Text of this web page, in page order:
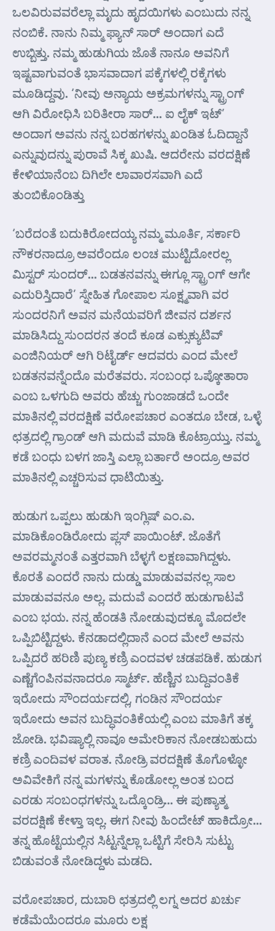
ಒಲವಿರುವವರೆಲ್ಲಾ ಮೃದು ಹೃದಯಿಗಳು ಎಂಬುದು ನನ್ನ
ನಂಬಿಕೆ. ನಾನು ನಿಮ್ಮ ಫ್ಯಾನ್ ಸಾರ್ ಅಂದಾಗ ಎದೆ
ಉಬ್ಬಿತ್ತು. ನಮ್ಮ ಹುಡುಗಿಯ ಜೊತೆ ನಾನೂ ಅವನಿಗೆ
ಇಷ್ಟವಾಗುವಂತೆ ಭಾಸವಾದಾಗ ಪಕ್ಕೆಗಳಲ್ಲಿ ರಕ್ಕೆಗಳು
ಮೂಡಿದ್ದವು. ‘ನೀವು ಅನ್ಯಾಯ ಅಕ್ರಮಗಳನ್ನು ಸ್ಟ್ರಾಂಗ್
ಆಗಿ ವಿರೋಧಿಸಿ ಬರಿತೀರಾ ಸಾರ್… ಐ ಲೈಕ್ ಇಟ್’
ಅಂದಾಗ ಅವನು ನನ್ನ ಬರಹಗಳನ್ನು ಖಂಡಿತ ಓದಿದ್ದಾನೆ
ಎನ್ನುವುದನ್ನು ಪುರಾವೆ ಸಿಕ್ಕ ಖುಷಿ. ಆದರೇನು ವರದಕ್ಷಿಣೆ
ಕೇಳಿಯಾನೆಂಬ ದಿಗಿಲೇ ಲಾವಾರಸವಾಗಿ ಎದೆ
ತುಂಬಿಕೊಂಡಿತ್ತು
‘ಬರೆದಂತೆ ಬದುಕಿರೋದಯ್ಯ ನಮ್ಮ ಮೂರ್ತಿ, ಸರ್ಕಾರಿ
ನೌಕರನಾದ್ರೂ ಅವರೆಂದೂ ಲಂಚ ಮುಟ್ಟಿದೋರಲ್ಲ
ಮಿಸ್ಟರ್ ಸುಂದರ್… ಬಡತನವನ್ನು ಈಗ್ಲೂ ಸ್ಟ್ರಾಂಗ್ ಆಗೇ
ಎದುರಿಸ್ತಿದಾರೆ’ ಸ್ನೇಹಿತ ಗೋಪಾಲ ಸೂಕ್ಷ್ಮವಾಗಿ ವರ
ಸುಂದರನಿಗೆ ಅವನ ಮನೆಯವರಿಗೆ ಜೀವನ ದರ್ಶನ
ಮಾಡಿಸಿದ್ದು ಸುಂದರನ ತಂದೆ ಕೂಡ ಎಕ್ಸುಕ್ಯುಟಿವ್
ಎಂಜಿನಿಯರ್ ಆಗಿ ರಿಟೈರ್ಡ್ ಆದವರು ಎಂದ ಮೇಲೆ
ಬಡತನವನ್ನೆಂದೊ ಮರೆತವರು. ಸಂಬಂಧ ಒಪ್ಕೋತಾರಾ
ಎಂಬ ಒಳಗುದಿ ಅವರು ಹೆಚ್ಚು ಗುಂಜಾಡದೆ ಒಂದೇ
ಮಾತಿನಲ್ಲಿ ವರದಕ್ಷಿಣೆ ವರೋಪಚಾರ ಎಂತದೂ ಬೇಡ, ಒಳ್ಳೆ
ಛತ್ರದಲ್ಲಿ ಗ್ರಾಂಡ್ ಆಗಿ ಮದುವೆ ಮಾಡಿ ಕೊಟ್ರಾಯ್ತು. ನಮ್ಮ
ಕಡೆ ಬಂಧು ಬಳಗ ಜಾಸ್ತಿ ಎಲ್ಲಾ ಬರ್ತಾರೆ ಅಂದ್ರೂ ಅವರ
ಮಾತಿನಲ್ಲಿ ಎಚ್ಚರಿಸುವ ಧಾಟಿಯಿತ್ತು.
ಹುಡುಗ ಒಪ್ಪಲು ಹುಡುಗಿ ಇಂಗ್ಲಿಷ್ ಎಂ.ಎ.
ಮಾಡಿಕೊಂಡಿರೋದು ಪ್ಲಸ್ ಪಾಯಿಂಟ್. ಜೊತೆಗೆ
ಅವರಮ್ಮನಂತೆ ಎತ್ತರವಾಗಿ ಬೆಳ್ಳಗೆ ಲಕ್ಷಣವಾಗಿದ್ದಳು.
ಕೊರತೆ ಎಂದರೆ ನಾನು ದುಡ್ಡು ಮಾಡುವವನಲ್ಲ ಸಾಲ
ಮಾಡುವವನೂ ಅಲ್ಲ. ಮದುವೆ ಎಂದರೆ ಹುಡುಗಾಟವೆ
ಎಂಬ ಭಯ. ನನ್ನ ಹೆಂಡತಿ ನೋಡುವುದಕ್ಕೂ ಮೊದಲೇ
ಒಪ್ಪಿಬಿಟ್ಟಿದ್ದಳು. ಕೆನಡಾದಲ್ಲಿದಾನೆ ಎಂದ ಮೇಲೆ ಅವನು
ಒಪ್ಪಿದರೆ ಹರಿಣಿ ಪುಣ್ಯ ಕಣ್ರಿ ಎಂದವಳ ಚಡಪಡಿಕೆ. ಹುಡುಗ
ಎಣ್ಣೆಗೆಂಪಿನವನಾದರೂ ಸ್ಮಾರ್ಟ್. ಹೆಣ್ಣಿನ ಬುದ್ದಿವಂತಿಕೆ
ಇರೋದು ಸೌಂದರ್ಯದಲ್ಲಿ, ಗಂಡಿನ ಸೌಂದರ್ಯ
ಇರೋದು ಅವನ ಬುದ್ಧಿವಂತಿಕೆಯಲ್ಲಿ ಎಂಬ ಮಾತಿಗೆ ತಕ್ಕ
ಜೋಡಿ. ಭವಿಷ್ಯಾಲ್ಲಿ ನಾವೂ ಅಮೇರಿಕಾನ ನೋಡಬಹುದು
ಕಣ್ರಿ ಎಂದಿವಳ ವರಾತ. ನೋಡ್ರಿ ವರದಕ್ಷಿಣೆ ತೊಗೊಳ್ಳೋ
ಅವಿವೇಕಿಗೆ ನನ್ನ ಮಗಳನ್ನು ಕೊಡೋಲ್ಲ ಅಂತ ಬಂದ
ಎರಡು ಸಂಬಂಧಗಳನ್ನು ಒದ್ಕೊಂಡ್ರಿ… ಈ ಪುಣ್ಯಾತ್ಮ
ವರದಕ್ಷಿಣೆ ಕೇಳ್ತಾ ಇಲ್ಲ. ಈಗ ನೀವು ಹಿಂದೇಟ್ ಹಾಕಿದ್ರೋ…
ತನ್ನ ಹೊಟ್ಟೆಯಲ್ಲಿನ ಸಿಟ್ಟನ್ನೆಲ್ಲಾ ಒಟ್ಟಿಗೆ ಸೇರಿಸಿ ಸುಟ್ಟು
ಬಿಡುವಂತೆ ನೋಡಿದ್ದಳು ಮಡದಿ.
ವರೋಪಚಾರ, ದುಬಾರಿ ಛತ್ರದಲ್ಲಿ ಲಗ್ನ ಅದರ ಖರ್ಚು
ಕಡೆಮೆಯೆಂದರೂ ಮೂರು ಲಕ್ಷ